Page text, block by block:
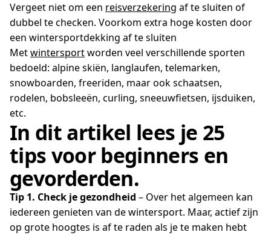
Vergeet niet om een reisverzekering af te sluiten of
dubbel te checken. Voorkom extra hoge kosten door
een wintersportdekking af te sluiten
Metwintersportworden veel verschillende sporten
bedoeld: alpine skiën, langlaufen, telemarken,
snowboarden, freeriden, maar ook schaatsen,
rodelen, bobsleeën, curling, sneeuwfietsen, ijsduiken,
etc.
In dit artikel lees je 25
tips voor beginners en
gevorderden.
Tip 1. Check je gezondheid – Over het algemeen kan
iedereen genieten van de wintersport. Maar, actief zijn
op grote hoogtes is af te raden als je te maken hebt